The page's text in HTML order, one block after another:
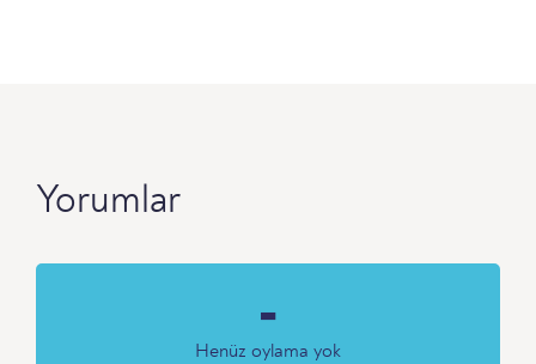
Yorumlar
-
Henüz oylama yok